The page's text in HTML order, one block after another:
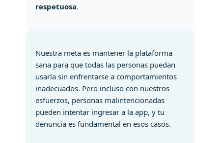
respetuosa.
Nuestra meta es mantener la plataforma
sana para que todas las personas puedan
usarla sin enfrentarse a comportamientos
inadecuados. Pero incluso con nuestros
esfuerzos, personas malintencionadas
pueden intentar ingresar a la app, y tu
denuncia es fundamental en esos casos.